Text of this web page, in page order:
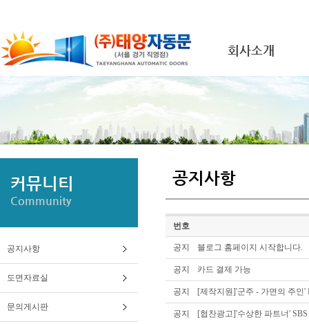
회사소개
커뮤니티
Community
공지사항
도면자료실
문의게시판
공지사항
번호
공지 블로그 홈페이지 시작합니다.
공지 카드 결제 가능
공지 [제작지원]'군주 - 가면의 주인'
공지 [협찬광고]'수상한 파트너'